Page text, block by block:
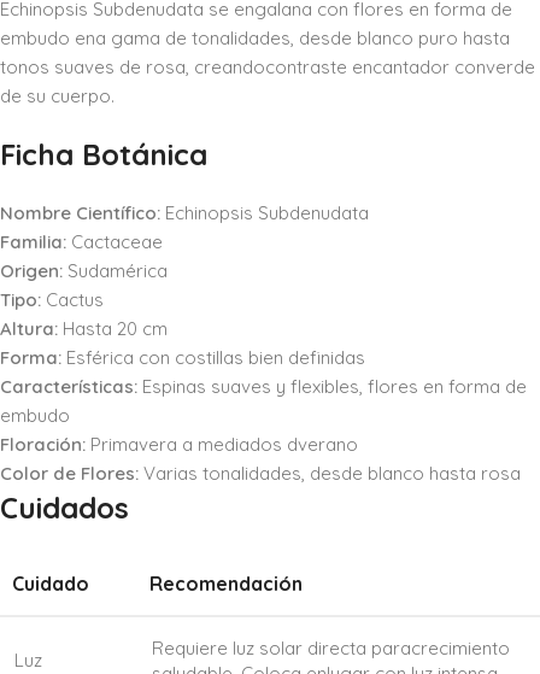
Echinopsis Subdenudata se engalana con flores en forma de
embudo ena gama de tonalidades, desde blanco puro hasta
tonos suaves de rosa, creandocontraste encantador converde
de su cuerpo.
Ficha Botánica
Nombre Científico: Echinopsis Subdenudata
Familia: Cactaceae
Origen: Sudamérica
Tipo: Cactus
Altura: Hasta 20 cm
Forma: Esférica con costillas bien definidas
Características: Espinas suaves y flexibles, flores en forma de
embudo
Floración: Primavera a mediados dverano
Color de Flores: Varias tonalidades, desde blanco hasta rosa
Cuidados
Cuidado Recomendación
Luz
Requiere luz solar directa paracrecimiento